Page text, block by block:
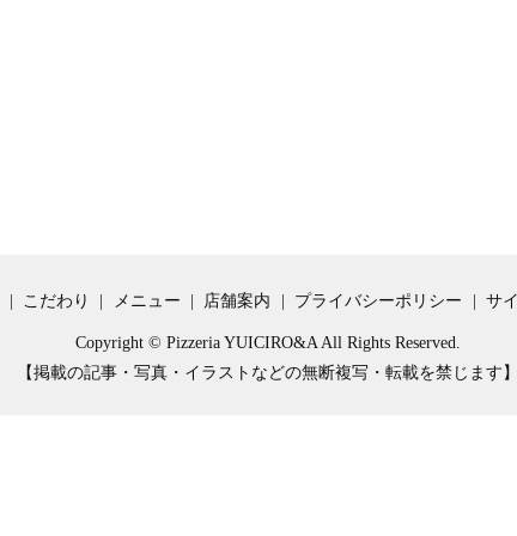
こだわり メニュー 店舗案内 プライバシーポリシー サ
Copyright © Pizzeria YUICIRO&A All Rights Reserved.
【掲載の記事・写真・イラストなどの無断複写・転載を禁じます】